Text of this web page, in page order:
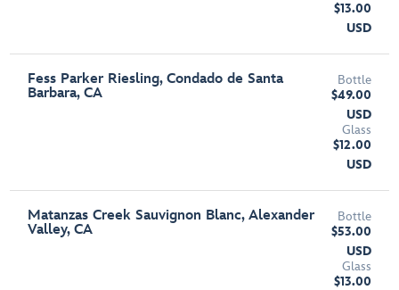
$13.00
USD
Fess Parker Riesling, Condado de Santa
Barbara, CA
Bottle
$49.00
USD
Glass
$12.00
USD
Matanzas Creek Sauvignon Blanc, Alexander
Valley, CA
Bottle
$53.00
USD
Glass
$13.00